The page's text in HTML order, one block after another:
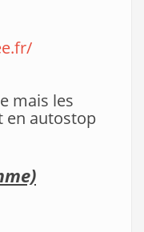
mais les
en autostop